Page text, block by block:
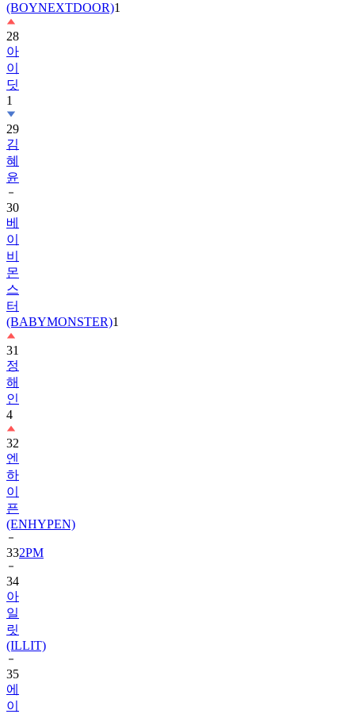
(BOYNEXTDOOR)1
28
아
이
딧
1
29
김
혜
윤
30
베
이
비
몬
스
터
(BABYMONSTER)1
31
정
해
인
4
32
엔
하
이
픈
(ENHYPEN)
332PM
34
아
일
릿
(ILLIT)
35
에
이